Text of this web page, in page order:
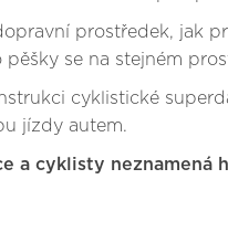
prostředek, jak
pěšky se na stejném
cyklistické
jízdy autem.
a cyklisty